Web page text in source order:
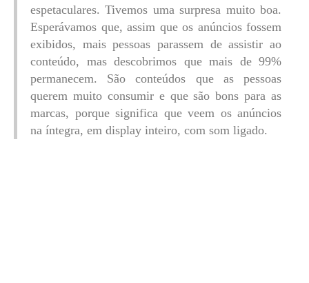
espetaculares. Tivemos uma surpresa muito boa.
Esperávamos que, assim que os anúncios fossem
exibidos, mais pessoas parassem de assistir ao
conteúdo, mas descobrimos que mais de 99%
permanecem. São conteúdos que as pessoas
querem muito consumir e que são bons para as
marcas, porque significa que veem os anúncios
na íntegra, em display inteiro, com som ligado.